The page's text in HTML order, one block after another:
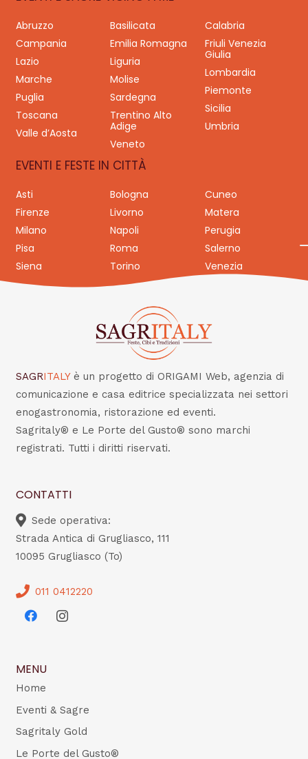
Abruzzo Basilicata
Calabria
Campania
Emilia Romagna
Friuli Venezia
Giulia
Lazio
Liguria
Lombardia
Marche
Molise
Piemonte
Puglia
Sardegna
Sicilia
Toscana
Trentino Alto
Adige
Umbria
Valle d’Aosta
Veneto
EVENTI E FESTE IN CITTÀ
Asti Bologna
Cuneo
Firenze
Livorno
Matera
Milano
Napoli
Perugia
Pisa
Roma
Salerno
Siena
Torino Venezia
SAGRITALY è un progetto di ORIGAMI Web, agenzia di
comunicazione e casa editrice specializzata nei settori
enogastronomia, ristorazione ed eventi.
Sagritaly® e Le Porte del Gusto® sono marchi
registrati. Tutti i diritti riservati.
CONTATTI
Sede operativa:
Strada Antica di Grugliasco, 111
10095 Grugliasco (To)
011 0412220
MENU
Home
Eventi & Sagre
Sagritaly Gold
Le Porte del Gusto®